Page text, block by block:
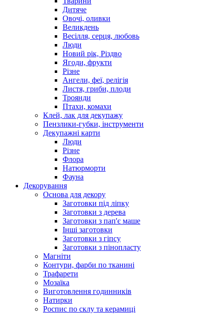
Дитяче
Овочі, оливки
Великдень
Весілля, серця, любовь
Люди
Новий рік, Різдво
Ягоди, фрукти
Різне
Ангели, феї, релігія
Листя, гриби, плоди
Троянди
Птахи, комахи
Клей, лак для декупажу
Пензлики-губки, інструменти
Декупажні карти
Люди
Різне
Флора
Натюрморти
Фауна
Декорування
Основа для декору
Заготовки під ліпку
Заготовки з дерева
Заготовки з пап'є маше
Інші заготовки
Заготовки з гіпсу
Заготовки з пінопласту
Магніти
Контури, фарби по тканині
Трафарети
Мозаїка
Виготовлення годинників
Натирки
Роспис по склу та керамиці